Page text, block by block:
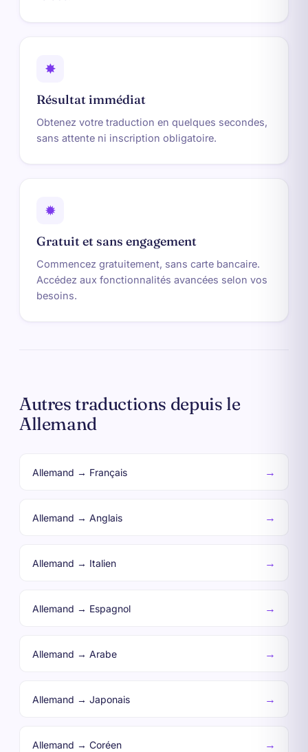
✸
Résultat immédiat
Obtenez votre traduction en quelques secondes,
sans attente ni inscription obligatoire.
✹
Gratuit et sans engagement
Commencez gratuitement, sans carte bancaire.
Accédez aux fonctionnalités avancées selon vos
besoins.
Autres traductions depuis le
Allemand
Allemand → Français →
Allemand → Anglais →
Allemand → Italien →
Allemand → Espagnol →
Allemand → Arabe →
Allemand → Japonais →
Allemand → Coréen →